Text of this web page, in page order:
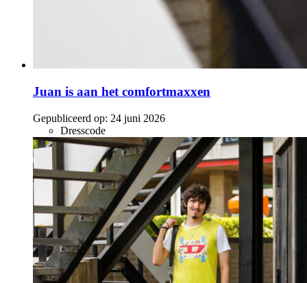
Juan is aan het comfortmaxxen
Gepubliceerd op: 24 juni 2026
Dresscode